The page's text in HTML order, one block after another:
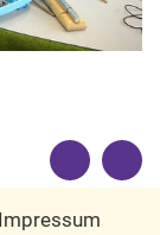
Impressum